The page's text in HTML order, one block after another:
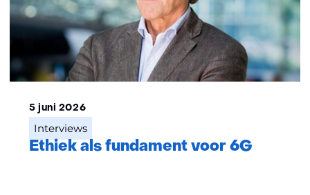
5 juni 2026
Ethiek als fundament voor 6G
Interviews